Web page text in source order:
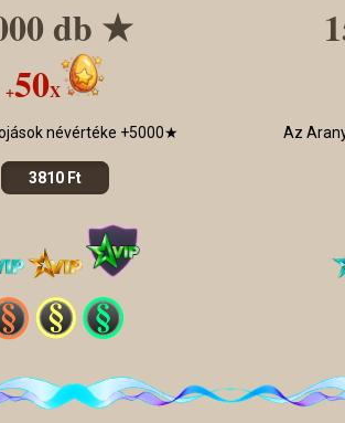
db ★
+50X
névértéke +5000★
3810 Ft
Az